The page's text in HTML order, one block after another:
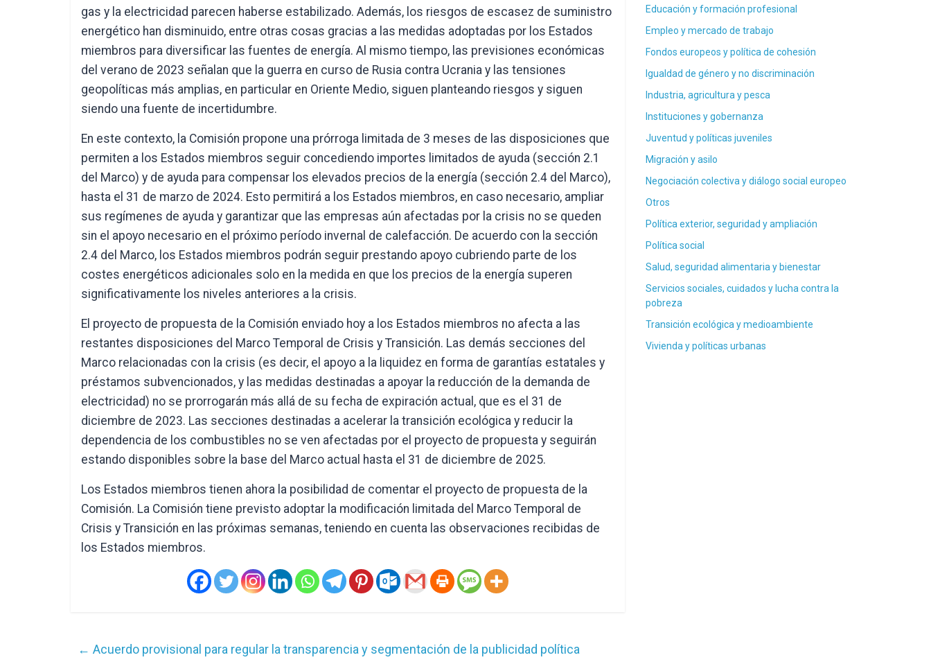
gas y la electricidad parecen haberse estabilizado. Además, los riesgos de escasez de suministro
energético han disminuido, entre otras cosas gracias a las medidas adoptadas por los Estados
miembros para diversificar las fuentes de energía. Al mismo tiempo, las previsiones económicas
del verano de 2023 señalan que la guerra en curso de Rusia contra Ucrania y las tensiones
geopolíticas más amplias, en particular en Oriente Medio, siguen planteando riesgos y siguen
siendo una fuente de incertidumbre.
En este contexto, la Comisión propone una prórroga limitada de 3 meses de las disposiciones que
permiten a los Estados miembros seguir concediendo importes limitados de ayuda (sección 2.1
del Marco) y de ayuda para compensar los elevados precios de la energía (sección 2.4 del Marco),
hasta el 31 de marzo de 2024. Esto permitirá a los Estados miembros, en caso necesario, ampliar
sus regímenes de ayuda y garantizar que las empresas aún afectadas por la crisis no se queden
sin el apoyo necesario en el próximo período invernal de calefacción. De acuerdo con la sección
2.4 del Marco, los Estados miembros podrán seguir prestando apoyo cubriendo parte de los
costes energéticos adicionales solo en la medida en que los precios de la energía superen
significativamente los niveles anteriores a la crisis.
El proyecto de propuesta de la Comisión enviado hoy a los Estados miembros no afecta a las
restantes disposiciones del Marco Temporal de Crisis y Transición. Las demás secciones del
Marco relacionadas con la crisis (es decir, el apoyo a la liquidez en forma de garantías estatales y
préstamos subvencionados, y las medidas destinadas a apoyar la reducción de la demanda de
electricidad) no se prorrogarán más allá de su fecha de expiración actual, que es el 31 de
diciembre de 2023. Las secciones destinadas a acelerar la transición ecológica y reducir la
dependencia de los combustibles no se ven afectadas por el proyecto de propuesta y seguirán
estando disponibles sobre la base del Marco actual hasta el 31 de diciembre de 2025.
Los Estados miembros tienen ahora la posibilidad de comentar el proyecto de propuesta de la
Comisión. La Comisión tiene previsto adoptar la modificación limitada del Marco Temporal de
Crisis y Transición en las próximas semanas, teniendo en cuenta las observaciones recibidas de
los Estados miembros.
← Acuerdo provisional para regular la transparencia y segmentación de la publicidad política
Educación y formación profesional
Empleo y mercado de trabajo
Fondos europeos y política de cohesión
Igualdad de género y no discriminación
Industria, agricultura y pesca
Instituciones y gobernanza
Juventud y políticas juveniles
Migración y asilo
Negociación colectiva y diálogo social europeo
Otros
Política exterior, seguridad y ampliación
Política social
Salud, seguridad alimentaria y bienestar
Servicios sociales, cuidados y lucha contra la
pobreza
Transición ecológica y medioambiente
Vivienda y políticas urbanas